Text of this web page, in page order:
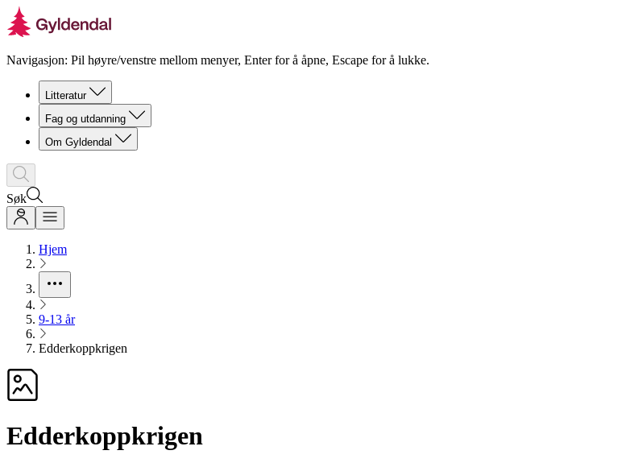
Navigasjon: Pil høyre/venstre mellom menyer, Enter for å åpne, Escape for å lukke.
Litteratur
Fag og utdanning
Om Gyldendal
Søk
Hjem
9-13 år
Edderkoppkrigen
Edderkoppkrigen